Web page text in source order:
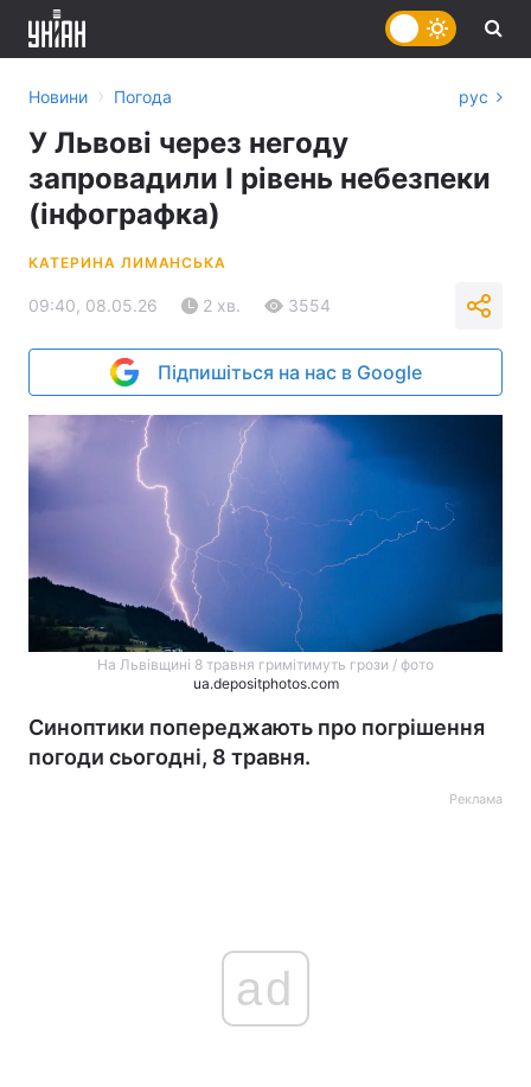
Новини › Погода рус
У Львові через негоду
запровадили І рівень небезпеки
(інфографка)
КАТЕРИНА ЛИМАНСЬКА
09:40, 08.05.26 2 хв. 3554
Підпишіться на нас в Google
На Львівщині 8 травня гримітимуть грози / фото
ua.depositphotos.com
Синоптики попереджають про погрішення
погоди сьогодні, 8 травня.
Реклама
ad